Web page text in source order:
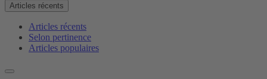
Articles récents
Articles récents
Selon pertinence
Articles populaires